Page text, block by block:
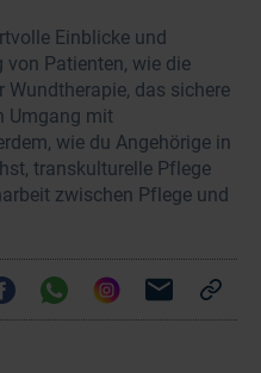
Einblicke und
Patienten, wie die
Wundtherapie, das sichere
Umgang mit
wie du Angehörige in
transkulturelle Pflege
zwischen Pflege und